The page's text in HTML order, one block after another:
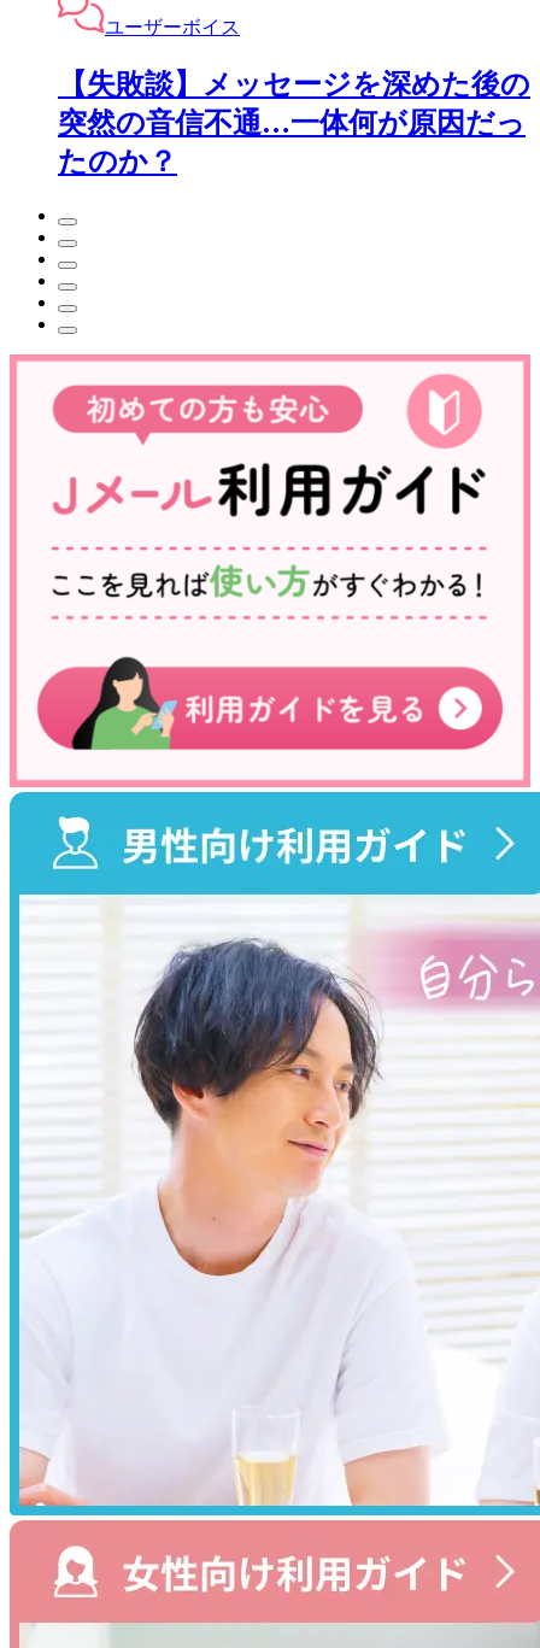
ユーザーボイス
【失敗談】メッセージを深めた後の
突然の音信不通…一体何が原因だっ
たのか？